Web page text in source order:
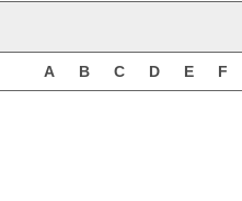
A B C D E F